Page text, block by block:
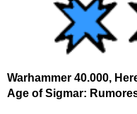
Warhammer 40.000,
Age of Sigmar: